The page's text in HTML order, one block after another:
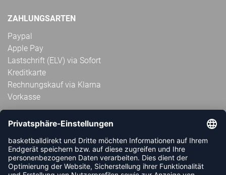
ZAHLUNGSARTEN
Paypal
Apple Pay
Lastschrift (ELV) via Sofort
Kreditkarte
Rechnungskauf via Klarna
Vorkasse
ABONNIERE JETZT DEN KOSTENLOSEN
HANDBALLDIREKT-NEWSLETTER UND VERPASSE KEINE
NEUIGKEIT ODER AKTION MEHR.